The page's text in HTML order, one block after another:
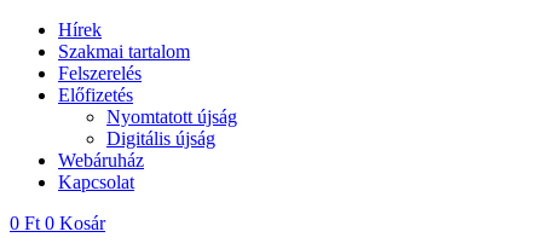
Hírek
Szakmai tartalom
Felszerelés
Előfizetés
Nyomtatott újság
Digitális újság
Webáruház
Kapcsolat
0 Ft 0 Kosár